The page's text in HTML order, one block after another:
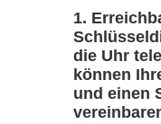
die Uhr
können
und einen